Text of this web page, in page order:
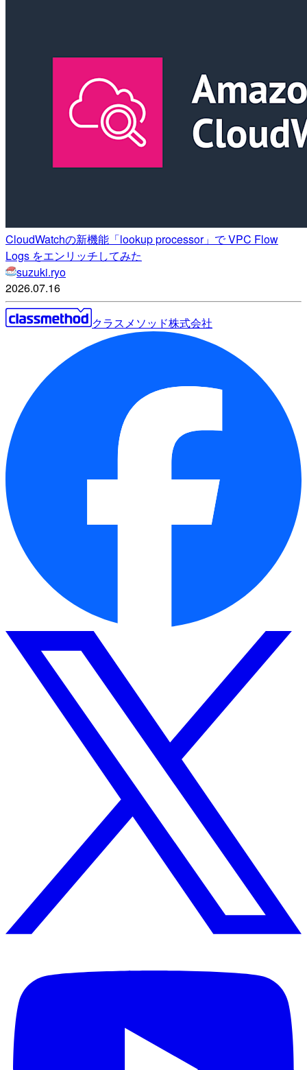
CloudWatchの新機能「lookup processor」で VPC Flow
Logs をエンリッチしてみた
suzuki.ryo
2026.07.16
クラスメソッド株式会社